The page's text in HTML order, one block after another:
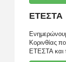
ΕΤΕΣΤΑ
Κορινθίας
ΕΤΕΣΤΑ και